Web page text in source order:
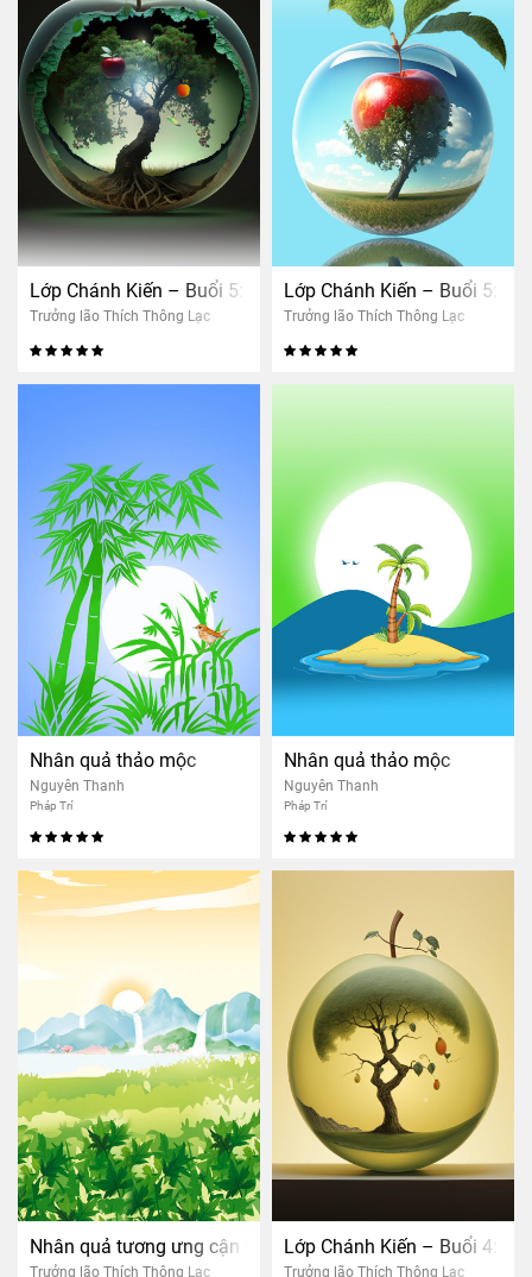
Lớp Chánh Kiến – Buổi 5: Nhân quả thảo mộc
Trưởng lão Thích Thông Lạc
Lớp Chánh Kiến – Buổi 5:
Trưởng lão Thích Thông Lạc
Nhân quả thảo mộc
Nguyên Thanh
Pháp Trí
Nhân quả thảo mộc
Nguyên Thanh
Pháp Trí
Nhân quả tương ưng cận tử nghiệp
Trưởng lão Thích Thông Lạc
Lớp Chánh Kiến – Buổi 4:
Trưởng lão Thích Thông Lạc